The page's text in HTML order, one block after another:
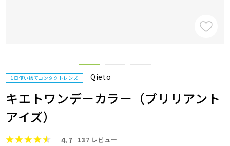
1日使い捨てコンタクトレンズ Qieto
キエトワンデーカラー（ブリリアント
アイズ）
4.7 137 レビュー